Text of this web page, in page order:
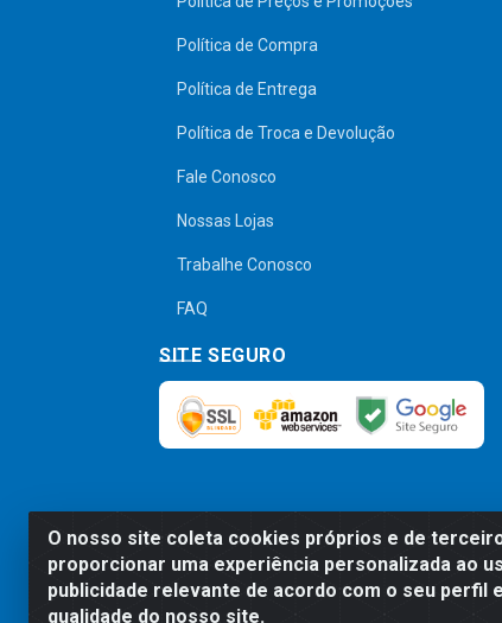
O nosso site coleta cookies próprios e de
proporcionar uma experiência personalizada ao
publicidade relevante de acordo com o seu perfil
qualidade do nosso site.
Política de Compra
Política de Entrega
Política de Troca e Devolução
Fale Conosco
Nossas Lojas
Trabalhe Conosco
FAQ
SITE SEGURO
Preços, promoções, condições de
será válido o preço que for